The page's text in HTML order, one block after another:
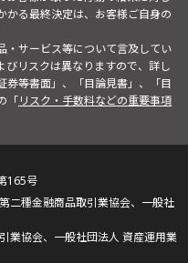
かる最終決定は、お客様ご自身の
・サービス等について言及してい
びリスクは異なりますので、詳し
券等書面」、「目論見書」、「目
「リスク・手数料などの重要事項
165号
二種金融商品取引業協会、一般社
業協会、一般社団法人 資産運用業